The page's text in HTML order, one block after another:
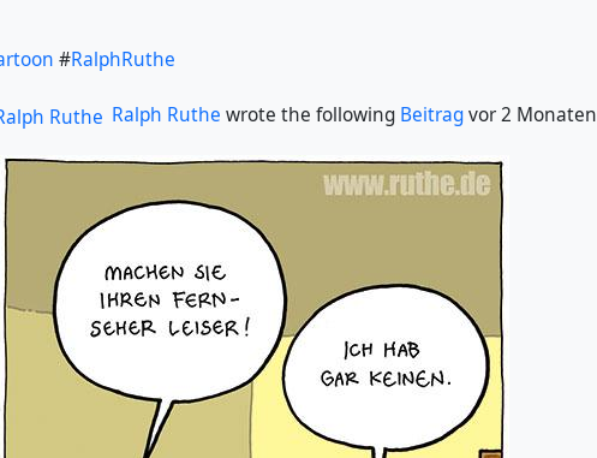
#RalphRuthe
Ralph Ruthe wrote the following Beitragvor 2 Monaten